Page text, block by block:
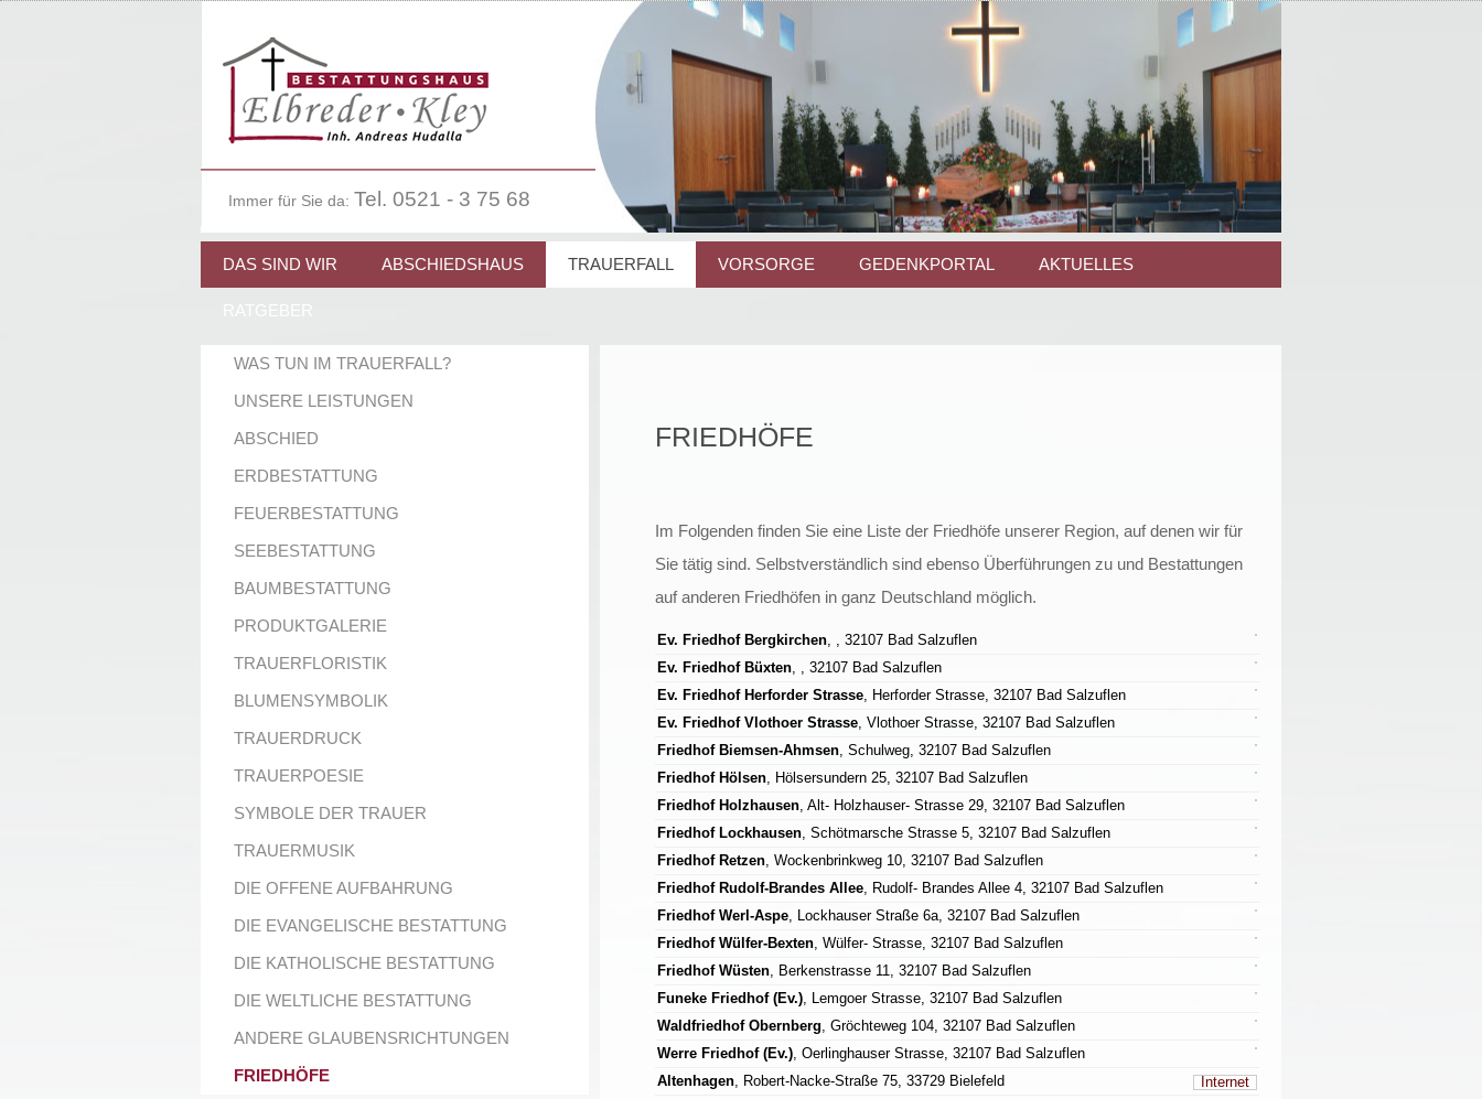
Immer für Sie da: Tel. 0521 - 3 75 68
Navigation
überspringen
DAS SIND WIR ABSCHIEDSHAUS TRAUERFALL VORSORGE GEDENKPORTAL AKTUELLES
überspringen
WAS TUN IM TRAUERFALL?
UNSERE LEISTUNGEN
ABSCHIED
ERDBESTATTUNG
FEUERBESTATTUNG
SEEBESTATTUNG
BAUMBESTATTUNG
PRODUKTGALERIE
TRAUERFLORISTIK
BLUMENSYMBOLIK
TRAUERDRUCK
TRAUERPOESIE
SYMBOLE DER TRAUER
TRAUERMUSIK
DIE OFFENE AUFBAHRUNG
DIE EVANGELISCHE BESTATTUNG
DIE KATHOLISCHE BESTATTUNG
DIE WELTLICHE BESTATTUNG
ANDERE GLAUBENSRICHTUNGEN
FRIEDHÖFE
FRIEDHÖFE
Im Folgenden finden Sie eine Liste der Friedhöfe unserer Region, auf denen wir für
Sie tätig sind. Selbstverständlich sind ebenso Überführungen zu und Bestattungen
auf anderen Friedhöfen in ganz Deutschland möglich.
Ev. Friedhof Bergkirchen, , 32107 Bad Salzuflen
Ev. Friedhof Büxten, , 32107 Bad Salzuflen
Ev. Friedhof Herforder Strasse, Herforder Strasse, 32107 Bad Salzuflen
Ev. Friedhof Vlothoer Strasse, Vlothoer Strasse, 32107 Bad Salzuflen
Friedhof Biemsen-Ahmsen, Schulweg, 32107 Bad Salzuflen
Friedhof Hölsen, Hölsersundern 25, 32107 Bad Salzuflen
Friedhof Holzhausen, Alt- Holzhauser- Strasse 29, 32107 Bad Salzuflen
Friedhof Lockhausen, Schötmarsche Strasse 5, 32107 Bad Salzuflen
Friedhof Retzen, Wockenbrinkweg 10, 32107 Bad Salzuflen
Friedhof Rudolf-Brandes Allee, Rudolf- Brandes Allee 4, 32107 Bad Salzuflen
Friedhof Werl-Aspe, Lockhauser Straße 6a, 32107 Bad Salzuflen
Friedhof Wülfer-Bexten, Wülfer- Strasse, 32107 Bad Salzuflen
Friedhof Wüsten, Berkenstrasse 11, 32107 Bad Salzuflen
Funeke Friedhof (Ev.), Lemgoer Strasse, 32107 Bad Salzuflen
Waldfriedhof Obernberg, Gröchteweg 104, 32107 Bad Salzuflen
Werre Friedhof (Ev.), Oerlinghauser Strasse, 32107 Bad Salzuflen
Altenhagen, Robert-Nacke-Straße 75, 33729 Bielefeld
Internet